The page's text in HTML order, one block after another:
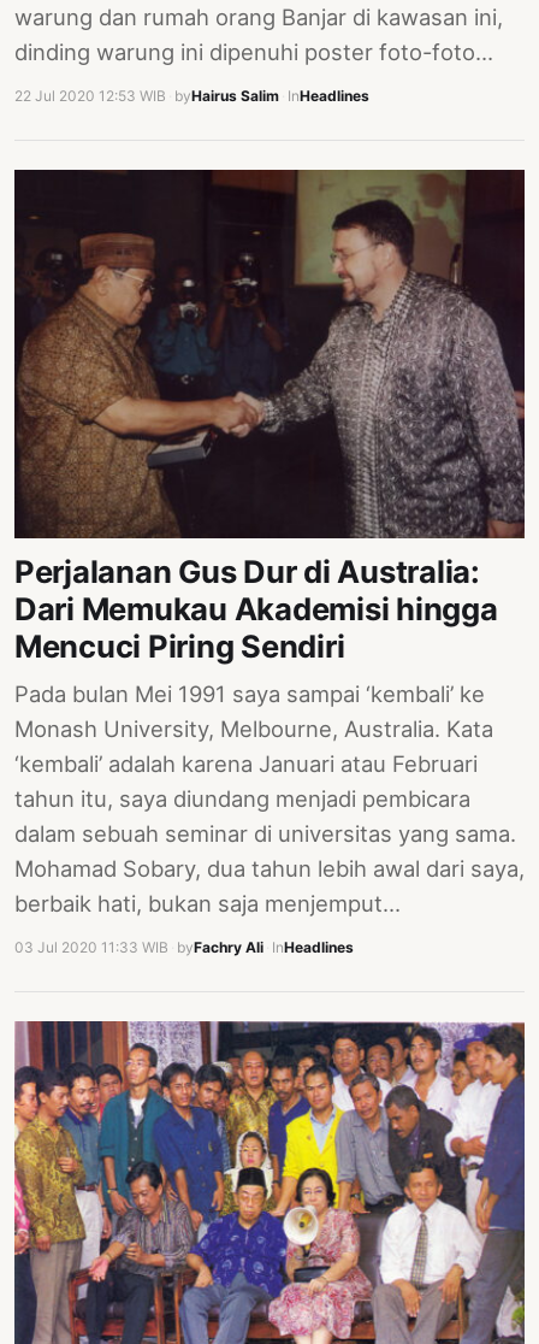
warung dan rumah orang Banjar di kawasan ini,
dinding warung ini dipenuhi poster foto-foto…
22 Jul 2020 12:53 WIB byHairus Salim InHeadlines
Perjalanan Gus Dur di Australia:
Dari Memukau Akademisi hingga
Mencuci Piring Sendiri
Pada bulan Mei 1991 saya sampai ‘kembali’ ke
Monash University, Melbourne, Australia. Kata
‘kembali’ adalah karena Januari atau Februari
tahun itu, saya diundang menjadi pembicara
dalam sebuah seminar di universitas yang sama.
Mohamad Sobary, dua tahun lebih awal dari saya,
berbaik hati, bukan saja menjemput…
03 Jul 2020 11:33 WIB byFachry Ali InHeadlines